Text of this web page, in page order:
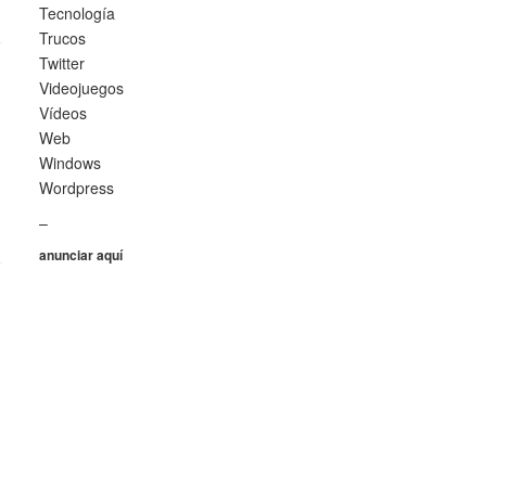
Tecnología
Trucos
Twitter
Videojuegos
Vídeos
Web
Windows
Wordpress
–
anunciar aquí